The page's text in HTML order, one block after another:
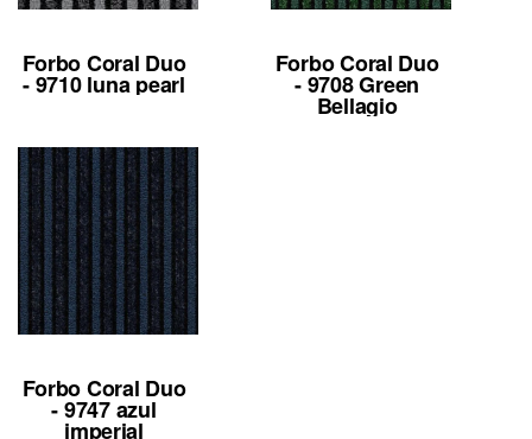
Forbo Coral Duo
- 9710 luna pearl
Forbo Coral Duo
- 9708 Green
Bellagio
Forbo Coral Duo
- 9747 azul
imperial